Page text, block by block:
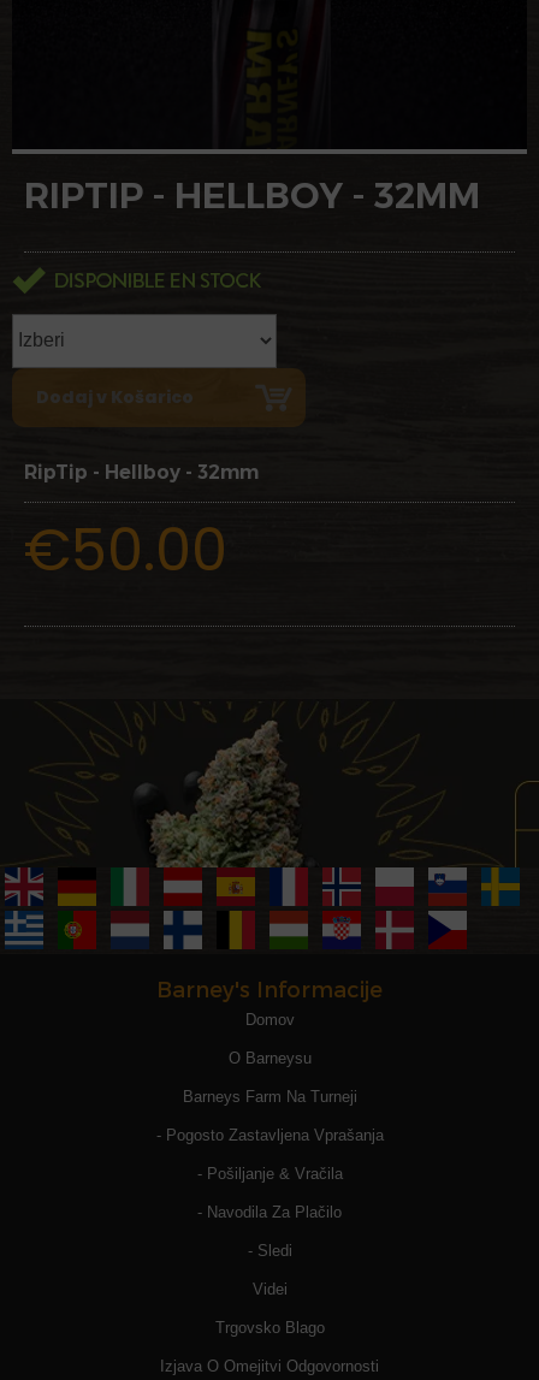
RIPTIP - HELLBOY - 32MM
RipTip - Hellboy - 32mm
€50.00
Barney's Informacije
Domov
O Barneysu
Barneys Farm Na Turneji
- Pogosto Zastavljena Vprašanja
- Pošiljanje & Vračila
- Navodila Za Plačilo
- Sledi
Videi
Trgovsko Blago
Izjava O Omejitvi Odgovornosti